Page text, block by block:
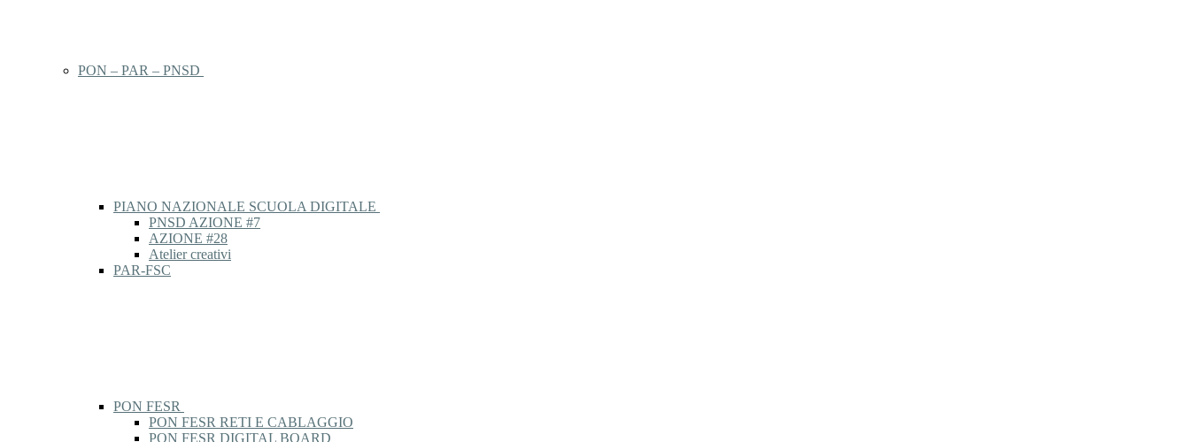
PON – PAR – PNSD
PIANO NAZIONALE SCUOLA DIGITALE
PNSD AZIONE #7
AZIONE #28
Atelier creativi
PAR-FSC
PON FESR
PON FESR RETI E CABLAGGIO
PON FESR DIGITAL BOARD